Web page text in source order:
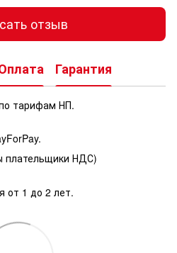
отзыв
Гарантия
тарифам НП.
плательщики НДС)
от 1 до 2 лет.